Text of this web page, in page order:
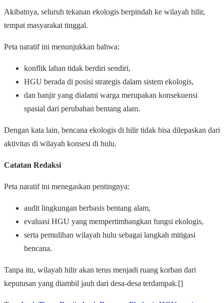
Akibatnya, seluruh tekanan ekologis berpindah ke wilayah hilir,
tempat masyarakat tinggal.
Peta naratif ini menunjukkan bahwa:
konflik lahan tidak berdiri sendiri,
HGU berada di posisi strategis dalam sistem ekologis,
dan banjir yang dialami warga merupakan konsekuensi
spasial dari perubahan bentang alam.
Dengan kata lain, bencana ekologis di hilir tidak bisa dilepaskan dari
aktivitas di wilayah konsesi di hulu.
Catatan Redaksi
Peta naratif ini menegaskan pentingnya:
audit lingkungan berbasis bentang alam,
evaluasi HGU yang mempertimbangkan fungsi ekologis,
serta pemulihan wilayah hulu sebagai langkah mitigasi
bencana.
Tanpa itu, wilayah hilir akan terus menjadi ruang korban dari
keputusan yang diambil jauh dari desa-desa terdampak.[]